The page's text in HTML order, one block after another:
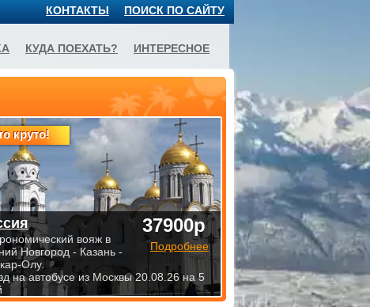
круто!
37900р
Подробнее
вояж в
Новгород - Казань -
Олу.
на автобусе из Москвы 20.08.26 на 5
ПОИСК ПО САЙТУ
КОНТАКТЫ
КУДА ПОЕХАТЬ? ИНТЕРЕСНОЕ